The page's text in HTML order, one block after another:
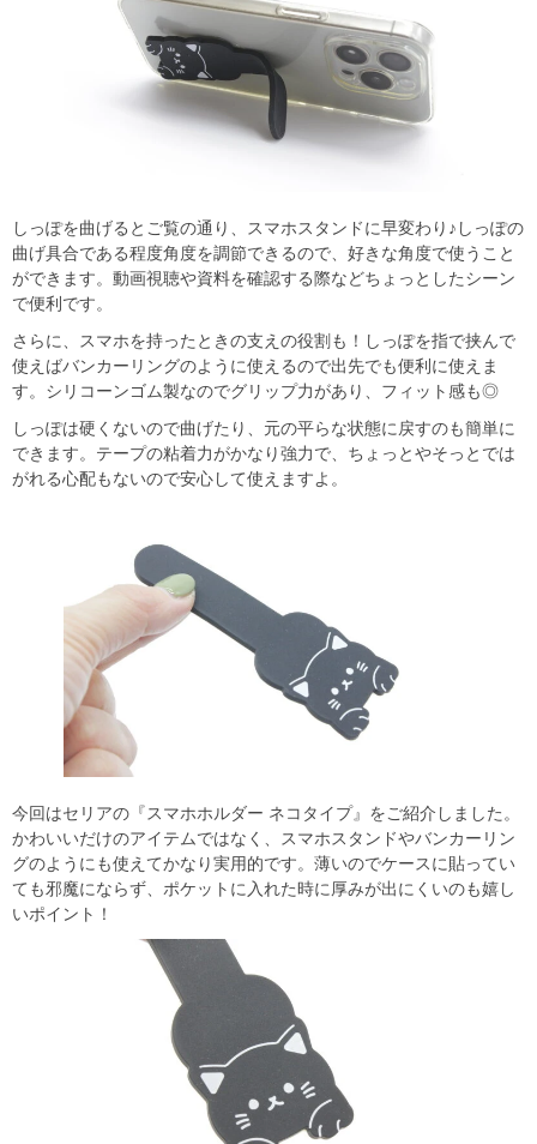
しっぽを曲げるとご覧の通り、スマホスタンドに早変わり♪しっぽの
曲げ具合である程度角度を調節できるので、好きな角度で使うこと
ができます。動画視聴や資料を確認する際などちょっとしたシーン
で便利です。
さらに、スマホを持ったときの支えの役割も！しっぽを指で挟んで
使えばバンカーリングのように使えるので出先でも便利に使えま
す。シリコーンゴム製なのでグリップ力があり、フィット感も◎
しっぽは硬くないので曲げたり、元の平らな状態に戻すのも簡単に
できます。テープの粘着力がかなり強力で、ちょっとやそっとでは
がれる心配もないので安心して使えますよ。
今回はセリアの『スマホホルダー ネコタイプ』をご紹介しました。
かわいいだけのアイテムではなく、スマホスタンドやバンカーリン
グのようにも使えてかなり実用的です。薄いのでケースに貼ってい
ても邪魔にならず、ポケットに入れた時に厚みが出にくいのも嬉し
いポイント！